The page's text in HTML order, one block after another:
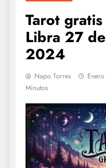
Tarot
Libra 27
2024
Napo Torres
Minutos